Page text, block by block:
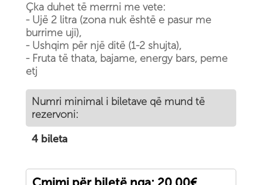
Çka duhet të merrni me vete:
- Ujë 2 litra (zona nuk është e pasur me
burrime uji),
- Ushqim për një ditë (1-2 shujta),
- Fruta të thata, bajame, energy bars, peme
etj
Numri minimal i biletave që mund të
rezervoni:
4 bileta